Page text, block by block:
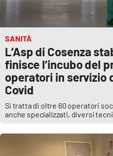
SANITÀ
L’Asp di Cosenza
finisce l’incubo del
operatori in servizio
Covid
Si tratta di oltre 60 operatori
anche specializzati, diversi